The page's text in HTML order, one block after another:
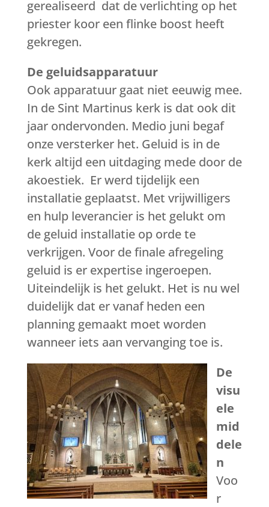
gerealiseerd dat de verlichting op het
priester koor een flinke boost heeft
gekregen.
De geluidsapparatuur
Ook apparatuur gaat niet eeuwig mee.
In de Sint Martinus kerk is dat ook dit
jaar ondervonden. Medio juni begaf
onze versterker het. Geluid is in de
kerk altijd een uitdaging mede door de
akoestiek. Er werd tijdelijk een
installatie geplaatst. Met vrijwilligers
en hulp leverancier is het gelukt om
de geluid installatie op orde te
verkrijgen. Voor de finale afregeling
geluid is er expertise ingeroepen.
Uiteindelijk is het gelukt. Het is nu wel
duidelijk dat er vanaf heden een
planning gemaakt moet worden
wanneer iets aan vervanging toe is.
De
visu
ele
mid
dele
n
Voo
r